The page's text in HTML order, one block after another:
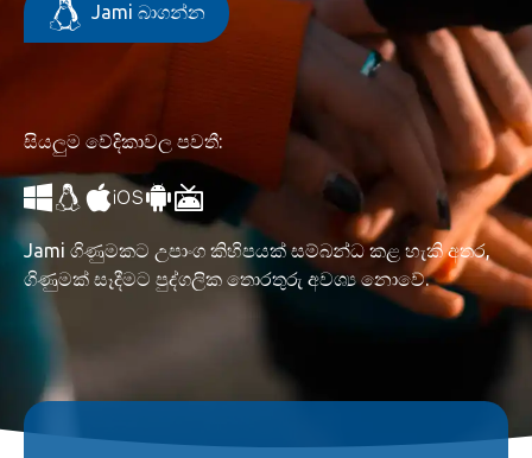
Jami බාගන්න
සියලුම වේදිකාවල පවතී:
Jami ගිණුමකට උපාංග කිහිපයක් සම්බන්ධ කළ හැකි අතර,
ගිණුමක් සෑදීමට පුද්ගලික තොරතුරු අවශ්‍ය නොවේ.